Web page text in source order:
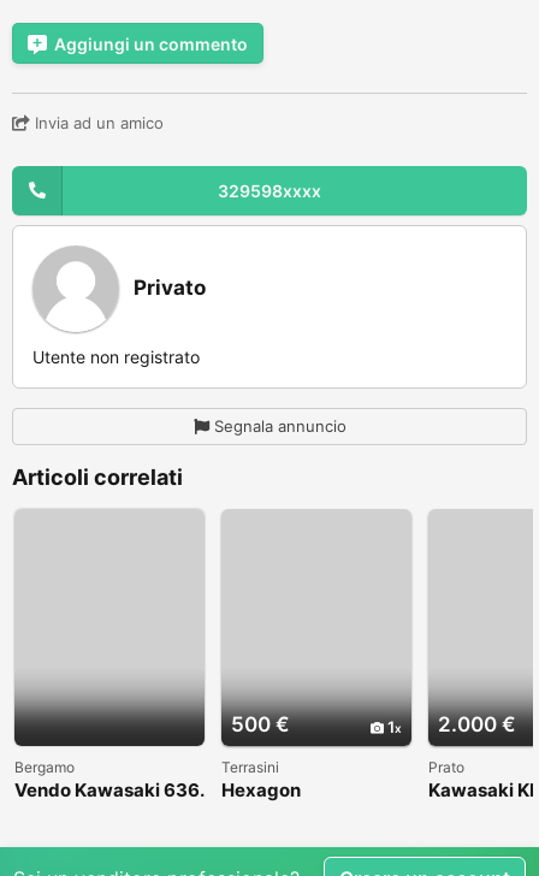
Aggiungi un commento
Invia ad un amico
329598xxxx
Privato
Utente non registrato
Segnala annuncio
Articoli correlati
Bergamo
Vendo Kawasaki 636.
500 € 1
Terrasini
Hexagon
2.000 €
Prato
Kawasaki